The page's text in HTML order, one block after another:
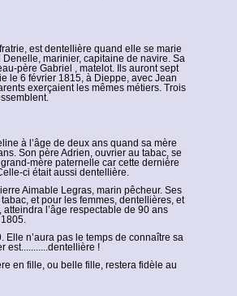
est dentellière quand elle se marie
marinier, capitaine de navire. Sa
père Gabriel , matelot. Ils auront sept
le 6 février 1815, à Dieppe, avec Jean
exerçaient les mêmes métiers. Trois
à l’âge de deux ans quand sa mère
Son père Adrien, ouvrier au tabac, se
mère paternelle car cette dernière
ci était aussi dentellière.
Aimable Legras, marin pêcheur. Ses
et pour les femmes, dentellières, et
l’âge respectable de 90 ans
Elle n’aura pas le temps de connaître sa
est...........dentellière !
en fille, ou belle fille, restera fidèle au